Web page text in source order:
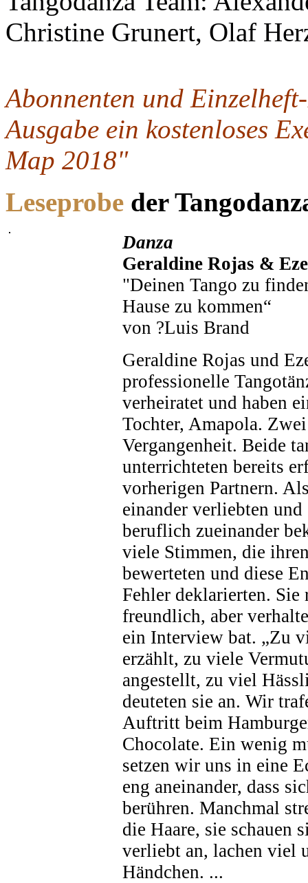
Christine Grunert, Olaf
Abonnenten und
Ausgabe ein kostenloses
Map 2018"
Leseprobe der
Danza
Geraldine Rojas &
"Deinen Tango zu
Hause zu kommen“
von ?Luis Brand
Geraldine Rojas und
professionelle
verheiratet und haben
Tochter, Amapola.
Vergangenheit. Beide
unterrichteten bereits
vorherigen Partnern.
einander verliebten
beruflich zueinander
viele Stimmen, die
bewerteten und diese
Fehler deklarierten. Sie
freundlich, aber
ein Interview bat. „Zu
erzählt, zu viele
angestellt, zu viel
deuteten sie an. Wir
Auftritt beim
Chocolate. Ein wenig
setzen wir uns in eine
eng aneinander, dass
berühren. Manchmal
die Haare, sie schauen
verliebt an, lachen viel
Händchen. ...